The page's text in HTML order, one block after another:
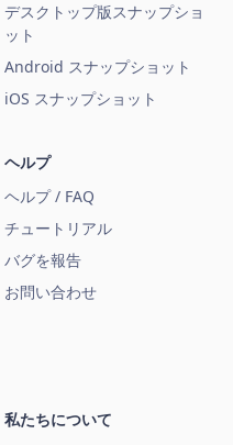
デスクトップ版スナップショ
ット
Android スナップショット
iOS スナップショット
ヘルプ
ヘルプ / FAQ
チュートリアル
バグを報告
お問い合わせ
私たちについて